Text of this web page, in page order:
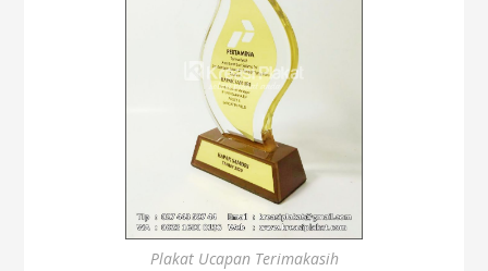
Plakat Ucapan Terimakasih